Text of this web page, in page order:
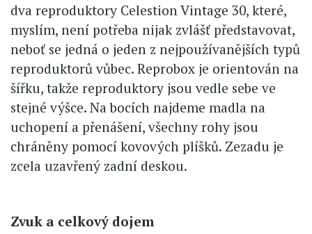
dva reproduktory Celestion Vintage 30, které,
myslím, není potřeba nijak zvlášť představovat,
neboť se jedná o jeden z nejpoužívanějších typů
reproduktorů vůbec. Reprobox je orientován na
šířku, takže reproduktory jsou vedle sebe ve
stejné výšce. Na bocích najdeme madla na
uchopení a přenášení, všechny rohy jsou
chráněny pomocí kovových plíšků. Zezadu je
zcela uzavřený zadní deskou.
Zvuk a celkový dojem